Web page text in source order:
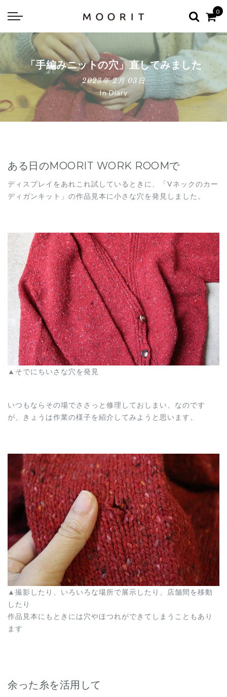
Back
about
Diary
編み物はじめて教室：かぎ針編
編み物はじめて教室：棒針編
Errata お詫びと訂正
Back
online shop
Yarns
Tools & Notions
Knitting kit
Patterns & Books
0
「手編みニットの穴」直してみました
2023年 2月 03日
InDiary
ある日のMOORIT WORK ROOMで
ディスプレイをあれこれ試しているときに、「Vネックのカー
ディガンキット」の作品見本に小さな穴を発見しました。
▲そでにちいさな穴を発見
いつもならその場でささっと修理しておしまい、なのです
が、きょうは作業の様子を紹介してみようと思います。
▲撮影したり、いろいろな場所で展示したり、店舗間を移動
したり
作品見本にもときには穴やほつれができてしまうこともあり
ます
余った糸を活用して